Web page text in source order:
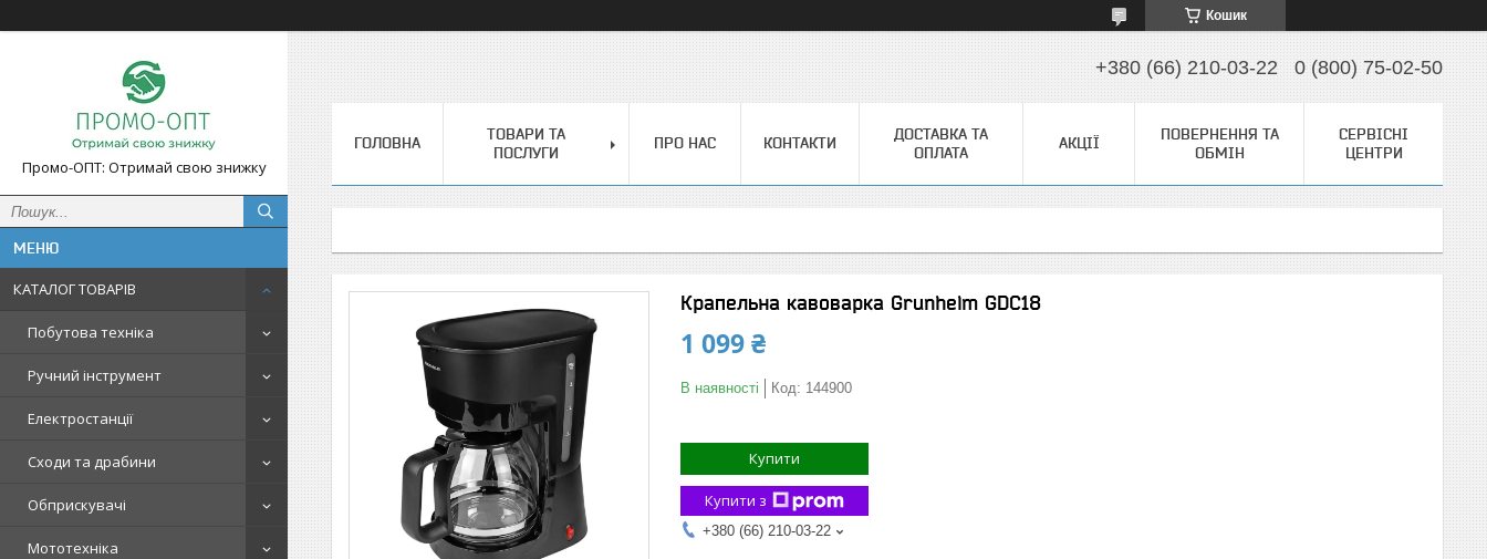
Кошик
Промо-ОПТ: Отримай свою знижку
КАТАЛОГ ТОВАРІВ
Побутова техніка
Ручний інструмент
Електростанції
Сходи та драбини
Обприскувачі
Мототехніка
+380 (66) 210-03-22 0 (800) 75-02-50
ГОЛОВНА
ТОВАРИ ТА
ПОСЛУГИ
ПРО НАС КОНТАКТИ
ДОСТАВКА ТА
ОПЛАТА
АКЦІЇ
ПОВЕРНЕННЯ ТА
ОБМІН
СЕРВІСНІ
ЦЕНТРИ
Крапельна кавоварка Grunhelm GDC18
1 099 ₴
В наявності Код: 144900
Купити
Купити з
+380 (66) 210-03-22